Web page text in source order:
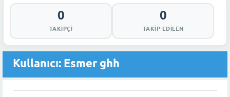
0
TAKIPÇI
0
TAKIP EDILEN
Kullanıcı: Esmer ghh